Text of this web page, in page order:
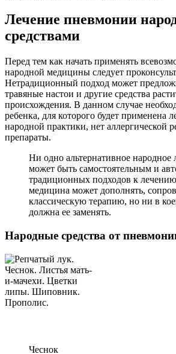
Лечение пневмонии
средствами
Перед тем как начать применять
народной медицины следует
Нетрадиционный подход может
травяные настои и другие средства
происхождения. В данном случае
ребенка, для которого будет применена
народной практики, нет аллергической
препараты.
Ни одно альтернативное народное
может быть самостоятельным и
традиционных подходов к
медицина может дополнять,
классическую терапию, но ни в
должна ее заменять.
Народные средства от
Чеснок